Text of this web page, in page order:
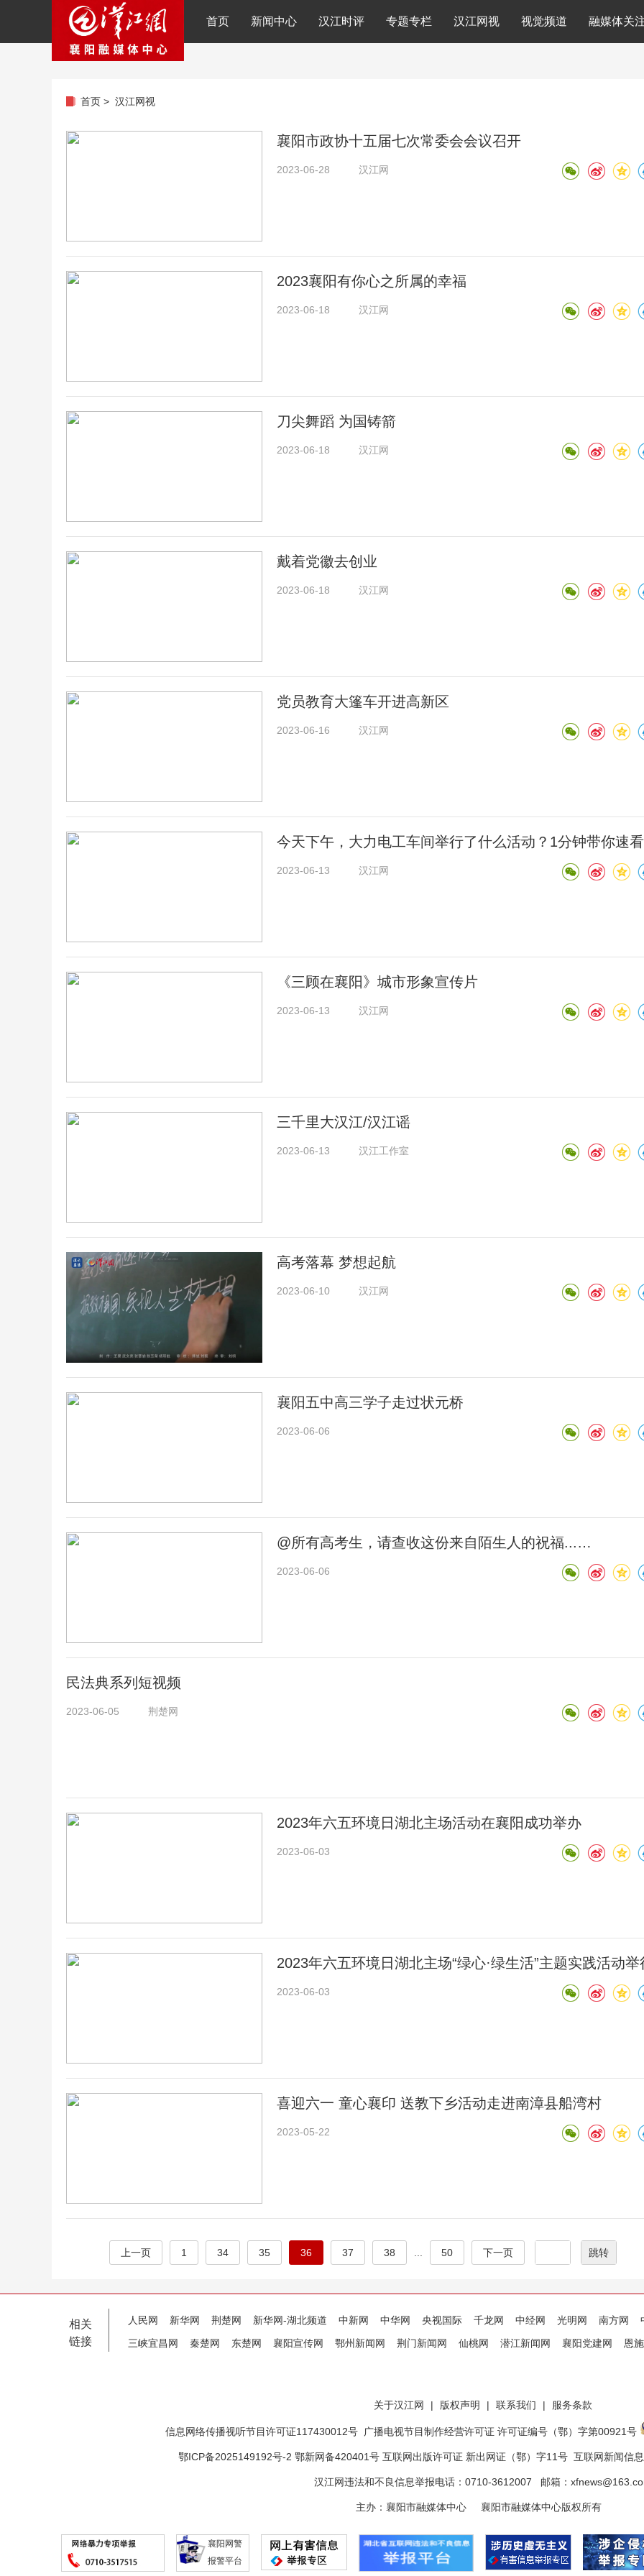
首页 新闻中心 汉江时评 专题专栏 汉江网视 视觉频道 融媒体关
首页 > 汉江网视
襄阳市政协十五届七次常委会会议召开
2023-06-28 汉江网
2023襄阳有你心之所属的幸福
2023-06-18 汉江网
刀尖舞蹈 为国铸箭
2023-06-18 汉江网
戴着党徽去创业
2023-06-18 汉江网
党员教育大篷车开进高新区
2023-06-16 汉江网
今天下午，大力电工车间举行了什么活动？1分钟带你速
2023-06-13 汉江网
《三顾在襄阳》城市形象宣传片
2023-06-13 汉江网
三千里大汉江/汉江谣
2023-06-13 汉江工作室
高考落幕 梦想起航
2023-06-10 汉江网
襄阳五中高三学子走过状元桥
2023-06-06
@所有高考生，请查收这份来自陌生人的祝福...…
2023-06-06
民法典系列短视频
2023-06-05 荆楚网
2023年六五环境日湖北主场活动在襄阳成功举办
2023-06-03
2023年六五环境日湖北主场“绿心·绿生活”主题实践活动举
2023-06-03
喜迎六一 童心襄印 送教下乡活动走进南漳县船湾村
2023-05-22
上一页 1 34 35 36 37 38 50 下一页 跳转
相关
链接
人民网 新华网 荆楚网 新华网-湖北频道 中新网 中华网 央视国际 千龙网 中经网 光明网 南方网
三峡宜昌网
秦楚网 东楚网 襄阳宣传网 鄂州新闻网 荆门新闻网 仙桃网 潜江新闻网 襄阳党建网 恩
关于汉江网 | 版权声明 | 联系我们 | 服务条款
信息网络传播视听节目许可证117430012号 广播电视节目制作经营许可证 许可证编号（鄂）字第00921号
鄂ICP备2025149192号-2 鄂新网备420401号 互联网出版许可证 新出网证（鄂）字11号 互联网新闻信
汉江网违法和不良信息举报电话：0710-3612007 邮箱：
主办：襄阳市融媒体中心 襄阳市融媒体中心版权所有
襄阳网警
报警平台